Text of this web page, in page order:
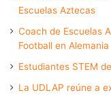
Escuelas Aztecas
Coach de Escuelas
Football en Alemania
Estudiantes STEM
La UDLAP reúne a